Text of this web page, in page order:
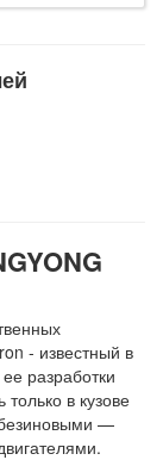
- известный в
разработки
в кузове
—